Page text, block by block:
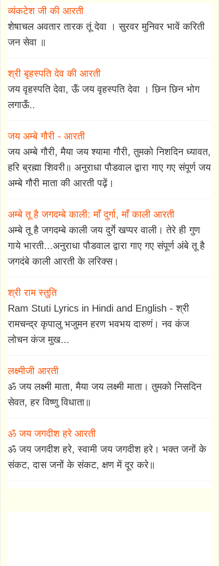
व्यंकटेश जी की आरती
शेषाचल अवतार तारक तूं देवा । सुरवर मुनिवर भावें करिती
जन सेवा ॥
श्री बृहस्पति देव की आरती
जय वृहस्पति देवा, ऊँ जय वृहस्पति देवा । छिन छिन भोग
लगा‌ऊँ..
जय अम्बे गौरी - आरती
जय अम्बे गौरी, मैया जय श्यामा गौरी, तुमको निशदिन ध्यावत,
हरि ब्रह्मा शिवरी॥ अनुराधा पौडवाल द्वारा गाए गए संपूर्ण जय
अम्बे गौरी माता की आरती पढ़ें।
अम्बे तू है जगदम्बे काली: माँ दुर्गा, माँ काली आरती
अम्बे तू है जगदम्बे काली जय दुर्गे खप्पर वाली। तेरे ही गुण
गाये भारती...अनुराधा पौडवाल द्वारा गाए गए संपूर्ण अंबे तू है
जगदंबे काली आरती के लरिक्स।
श्री राम स्तुति
Ram Stuti Lyrics in Hindi and English - श्री
रामचन्द्र कृपालु भजुमन हरण भवभय दारुणं। नव कंज
लोचन कंज मुख...
लक्ष्मीजी आरती
ॐ जय लक्ष्मी माता, मैया जय लक्ष्मी माता। तुमको निसदिन
सेवत, हर विष्णु विधाता॥
ॐ जय जगदीश हरे आरती
ॐ जय जगदीश हरे, स्वामी जय जगदीश हरे। भक्त जनों के
संकट, दास जनों के संकट, क्षण में दूर करे॥